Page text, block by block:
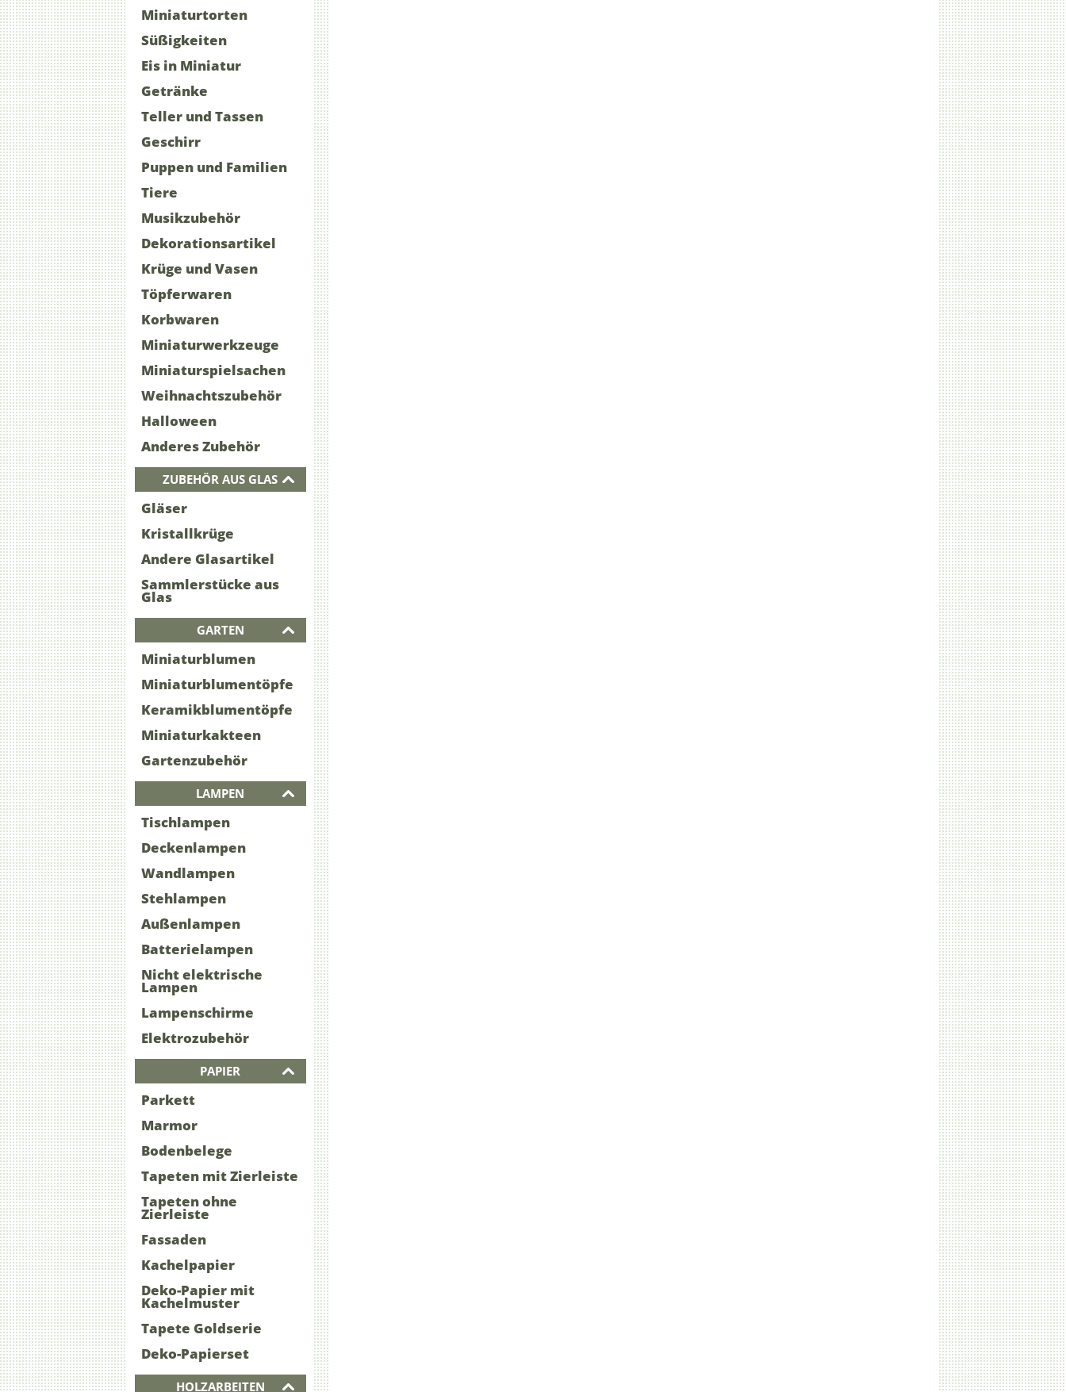
Miniaturtorten
Süßigkeiten
Eis in Miniatur
Getränke
Teller und Tassen
Geschirr
Puppen und Familien
Tiere
Musikzubehör
Dekorationsartikel
Krüge und Vasen
Töpferwaren
Korbwaren
Miniaturwerkzeuge
Miniaturspielsachen
Weihnachtszubehör
Halloween
Anderes Zubehör
ZUBEHÖR AUS GLAS
Gläser
Kristallkrüge
Andere Glasartikel
Sammlerstücke aus
Glas
GARTEN
Miniaturblumen
Miniaturblumentöpfe
Keramikblumentöpfe
Miniaturkakteen
Gartenzubehör
LAMPEN
Tischlampen
Deckenlampen
Wandlampen
Stehlampen
Außenlampen
Batterielampen
Nicht elektrische
Lampen
Lampenschirme
Elektrozubehör
PAPIER
Parkett
Marmor
Bodenbelege
Tapeten mit Zierleiste
Tapeten ohne
Zierleiste
Fassaden
Kachelpapier
Deko-Papier mit
Kachelmuster
Tapete Goldserie
Deko-Papierset
HOLZARBEITEN